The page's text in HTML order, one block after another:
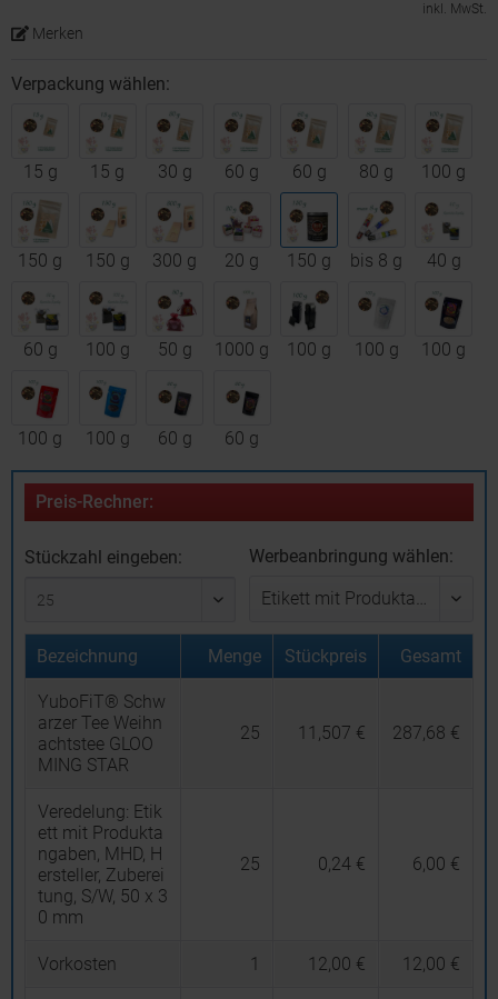
inkl. MwSt.
Merken
Verpackung wählen:
15 g 15 g 30 g 60 g 60 g 80 g 100 g
150 g 150 g 300 g 20 g 150 g bis 8 g 40 g
60 g 100 g 50 g 1000 g 100 g 100 g 100 g
100 g 100 g 60 g 60 g
Preis-Rechner:
Stückzahl eingeben: Werbeanbringung wählen:
Bezeichnung Menge Stückpreis Gesamt
YuboFiT® Schw
arzer Tee Weihn
achtstee GLOO
MING STAR
25 11,507 € 287,68 €
Veredelung: Etik
ett mit Produkta
ngaben, MHD, H
ersteller, Zuberei
tung, S/W, 50 x 3
0 mm
25 0,24 € 6,00 €
Vorkosten 1 12,00 € 12,00 €